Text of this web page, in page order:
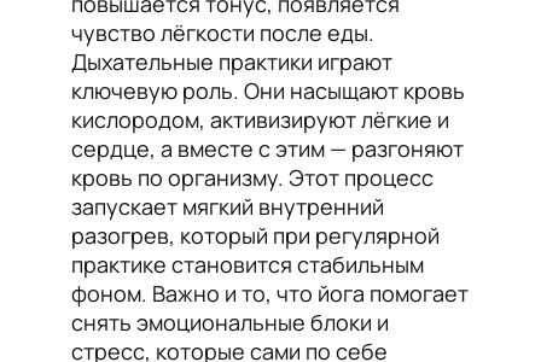
чувство лёгкости после еды.
Дыхательные практики играют
ключевую роль. Они насыщают кровь
кислородом, активизируют лёгкие и
сердце, а вместе с этим — разгоняют
кровь по организму. Этот процесс
запускает мягкий внутренний
разогрев, который при регулярной
практике становится стабильным
фоном. Важно и то, что йога помогает
снять эмоциональные блоки и
стресс, которые сами по себе